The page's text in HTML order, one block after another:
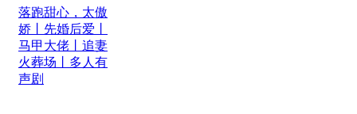
落跑甜心，太傲
娇丨先婚后爱丨
马甲大佬丨追妻
火葬场丨多人有
声剧